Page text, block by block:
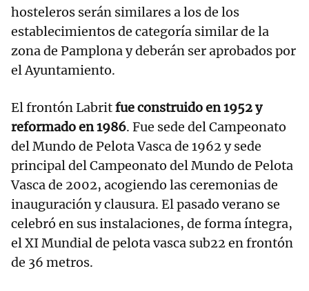
hosteleros serán similares a los de los
establecimientos de categoría similar de la
zona de Pamplona y deberán ser aprobados por
el Ayuntamiento.
El frontón Labritfue construido en 1952 y
reformado en 1986. Fue sede del Campeonato
del Mundo de Pelota Vasca de 1962 y sede
principal del Campeonato del Mundo de Pelota
Vasca de 2002, acogiendo las ceremonias de
inauguración y clausura. El pasado verano se
celebró en sus instalaciones, de forma íntegra,
el XI Mundial de pelota vasca sub22 en frontón
de 36 metros.